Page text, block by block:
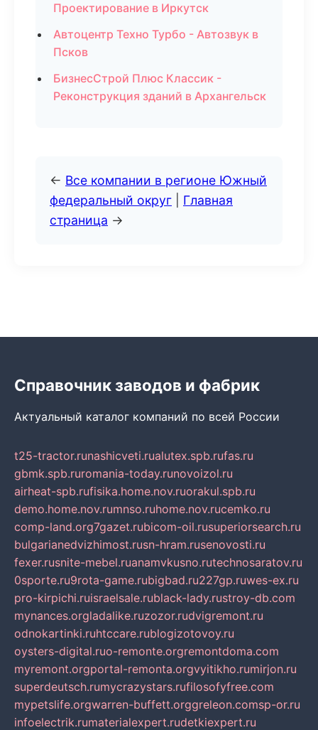
Проектирование в Иркутск
Автоцентр Техно Турбо - Автозвук в
Псков
БизнесСтрой Плюс Классик -
Реконструкция зданий в Архангельск
← Все компании в регионе Южный
федеральный округ
Главная
страница →
Справочник заводов и фабрик
Актуальный каталог компаний по всей России
t25-tractor.runashicveti.rualutex.spb.rufas.ru
gbmk.spb.ruromania-today.runovoizol.ru
airheat-spb.rufisika.home.nov.ruorakul.spb.ru
demo.home.nov.rumnso.ruhome.nov.rucemko.ru
comp-land.org7gazet.rubicom-oil.rusuperiorsearch.ru
bulgarianedvizhimost.rusn-hram.rusenovosti.ru
fexer.rusnite-mebel.ruanamvkusno.rutechnosaratov.ru
0sporte.ru9rota-game.rubigbad.ru227gp.ruwes-ex.ru
pro-kirpichi.ruisraelsale.rublack-lady.rustroy-db.com
mynances.orgladalike.ruzozor.rudvigremont.ru
odnokartinki.ruhtccare.rublogizotovoy.ru
oysters-digital.ruo-remonte.orgremontdoma.com
myremont.orgportal-remonta.orgvyitikho.rumirjon.ru
superdeutsch.rumycrazystars.rufilosofyfree.com
mypetslife.orgwarren-buffett.orggreleon.comsp-or.ru
infoelectrik.rumaterialexpert.rudetkiexpert.ru